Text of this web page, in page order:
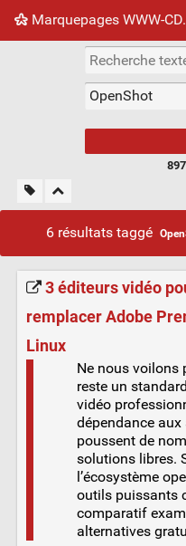
Marquepages WWW-
Nuage de tags Mur
6 résultats taggé
3 éditeurs vidéo
remplacer Adobe
Linux
Ne nous voilons
reste un
vidéo
dépendance
poussent de
solutions libres.
l’écosystème
outils puissants
comparatif
alternatives